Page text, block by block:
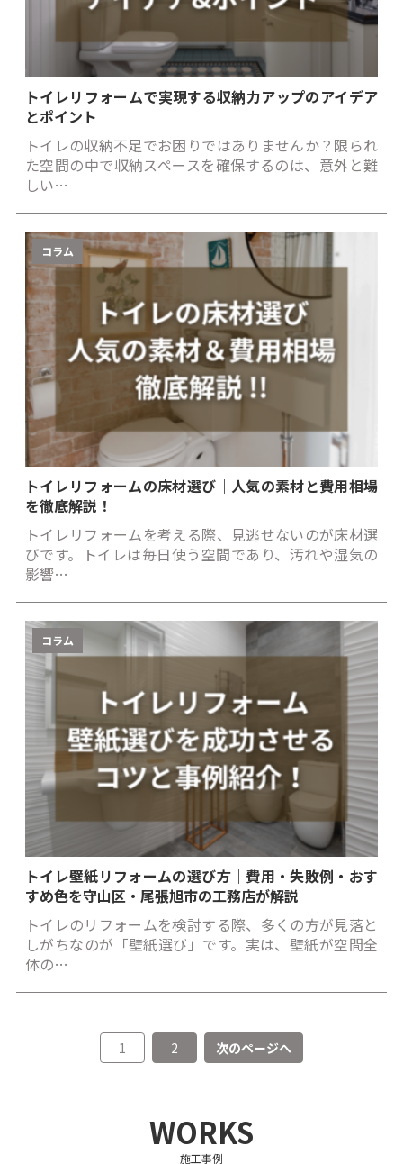
トイレリフォームで実現する収納力アップのアイデア
とポイント
トイレの収納不足でお困りではありませんか？限られ
た空間の中で収納スペースを確保するのは、意外と難
しい…
コラム
トイレリフォームの床材選び｜人気の素材と費用相場
を徹底解説！
トイレリフォームを考える際、見逃せないのが床材選
びです。トイレは毎日使う空間であり、汚れや湿気の
影響…
コラム
トイレ壁紙リフォームの選び方｜費用・失敗例・おす
すめ色を守山区・尾張旭市の工務店が解説
トイレのリフォームを検討する際、多くの方が見落と
しがちなのが「壁紙選び」です。実は、壁紙が空間全
体の…
1 2 次のページへ
WORKS
施工事例